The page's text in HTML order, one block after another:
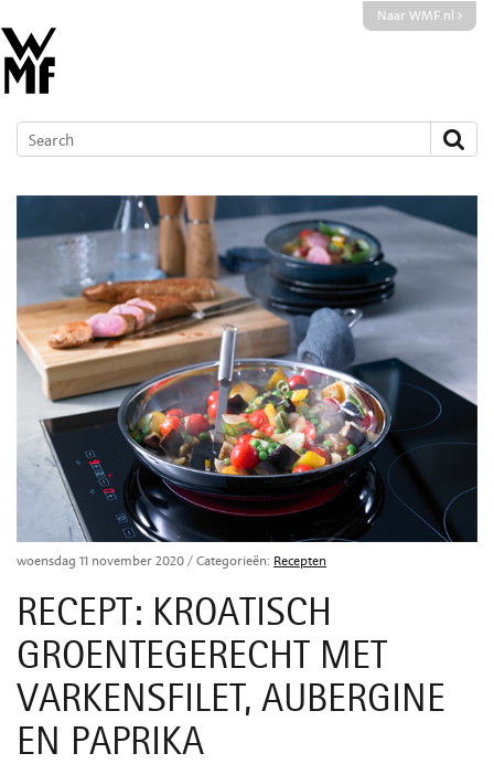
Naar WMF.nl
woensdag 11 november 2020 / Categorieën: Recepten
RECEPT: KROATISCH
GROENTEGERECHT MET
VARKENSFILET, AUBERGINE
EN PAPRIKA